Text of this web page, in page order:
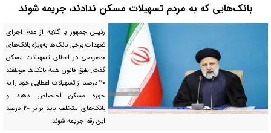
بانک‌هایی که به مردم تسهیلات مسکن ندادند، جریمه شوند
رئیس جمهور با گلایه از عدم اجرای
تعهدات برخی بانک‌ها به‌ویژه بانک‌های
خصوصی در اعطای تسهیلات مسکن
گفت: طبق قانون همه بانک‌ها موظفند
۲۰ درصد از تسهیلات اعطایی خود را به
حوزه مسکن اختصاص دهند و
بانک‌های متخلف باید برابر ۲۰ درصد
این رقم جریمه شوند.